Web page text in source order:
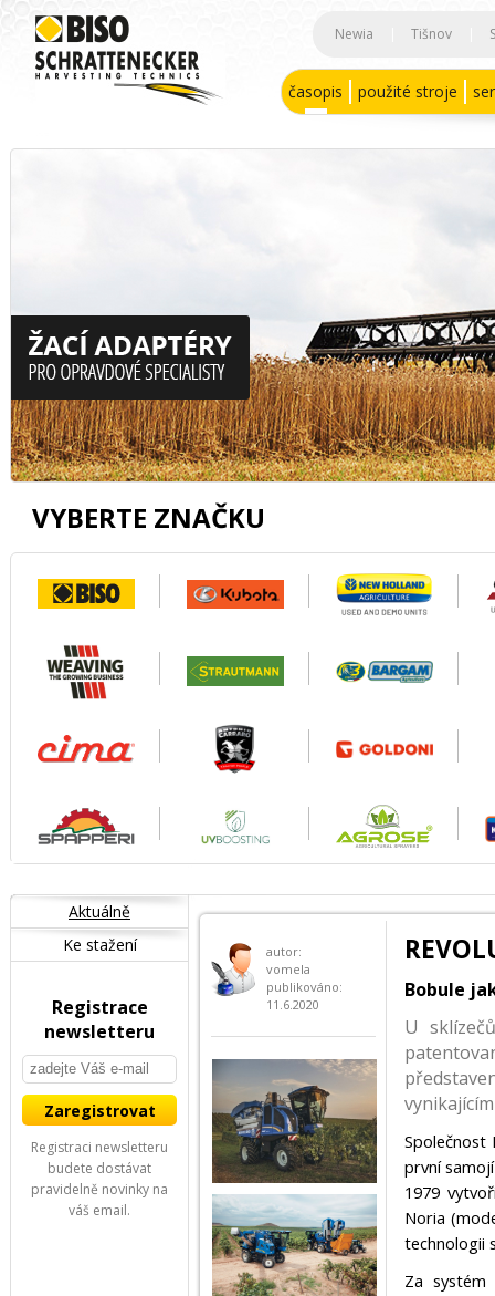
Newia Tišnov
časopis použité stroje
VYBERTE ZNAČKU
autor:
vomela
publikováno:
11.6.2020
Bobule
U
Společnost
první
1979
Noria
technologii
Za systém
Aktuálně
Ke stažení
Registrace
newsletteru
Registraci newsletteru
budete dostávat
pravidelně novinky na
váš email.